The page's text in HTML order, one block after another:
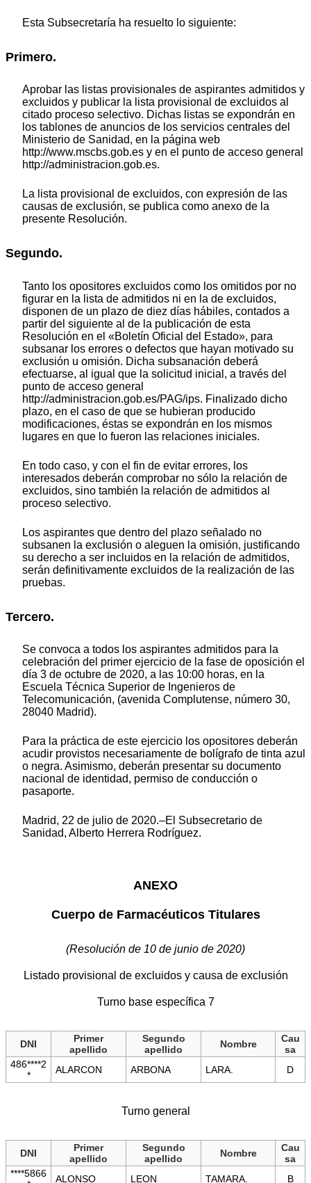
Esta Subsecretaría ha resuelto lo siguiente:
Primero.
Aprobar las listas provisionales de aspirantes admitidos y
excluidos y publicar la lista provisional de excluidos al
citado proceso selectivo. Dichas listas se expondrán en
los tablones de anuncios de los servicios centrales del
Ministerio de Sanidad, en la página web
http://www.mscbs.gob.es y en el punto de acceso general
http://administracion.gob.es.
La lista provisional de excluidos, con expresión de las
causas de exclusión, se publica como anexo de la
presente Resolución.
Segundo.
Tanto los opositores excluidos como los omitidos por no
figurar en la lista de admitidos ni en la de excluidos,
disponen de un plazo de diez días hábiles, contados a
partir del siguiente al de la publicación de esta
Resolución en el «Boletín Oficial del Estado», para
subsanar los errores o defectos que hayan motivado su
exclusión u omisión. Dicha subsanación deberá
efectuarse, al igual que la solicitud inicial, a través del
punto de acceso general
http://administracion.gob.es/PAG/ips. Finalizado dicho
plazo, en el caso de que se hubieran producido
modificaciones, éstas se expondrán en los mismos
lugares en que lo fueron las relaciones iniciales.
En todo caso, y con el fin de evitar errores, los
interesados deberán comprobar no sólo la relación de
excluidos, sino también la relación de admitidos al
proceso selectivo.
Los aspirantes que dentro del plazo señalado no
subsanen la exclusión o aleguen la omisión, justificando
su derecho a ser incluidos en la relación de admitidos,
serán definitivamente excluidos de la realización de las
pruebas.
Tercero.
Se convoca a todos los aspirantes admitidos para la
celebración del primer ejercicio de la fase de oposición el
día 3 de octubre de 2020, a las 10:00 horas, en la
Escuela Técnica Superior de Ingenieros de
Telecomunicación, (avenida Complutense, número 30,
28040 Madrid).
Para la práctica de este ejercicio los opositores deberán
acudir provistos necesariamente de bolígrafo de tinta azul
o negra. Asimismo, deberán presentar su documento
nacional de identidad, permiso de conducción o
pasaporte.
Madrid, 22 de julio de 2020.–El Subsecretario de
Sanidad, Alberto Herrera Rodríguez.
ANEXO
Cuerpo de Farmacéuticos Titulares
(Resolución de 10 de junio de 2020)
Listado provisional de excluidos y causa de exclusión
Turno base específica 7
DNI
Primer
apellido
Segundo
apellido
Nombre
Cau
sa
486****2
*
ALARCON ARBONA LARA. D
Turno general
DNI
Primer
apellido
Segundo
apellido
Nombre
Cau
sa
****5866
ALONSO LEON TAMARA. B